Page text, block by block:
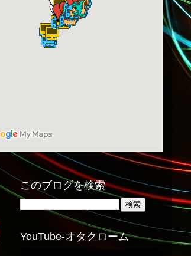
このブログを検索
YouTube-オタクローム